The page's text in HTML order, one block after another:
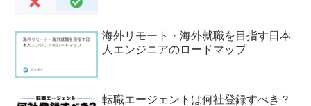
海外リモート・海外就職を目指す日本
人エンジニアのロードマップ
転職エージェントは何社登録すべき？